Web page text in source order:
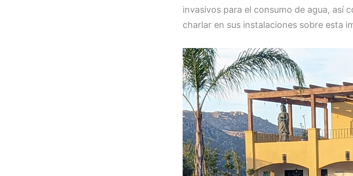
invasivos para el consumo de agua, así
charlar en sus instalaciones sobre esta